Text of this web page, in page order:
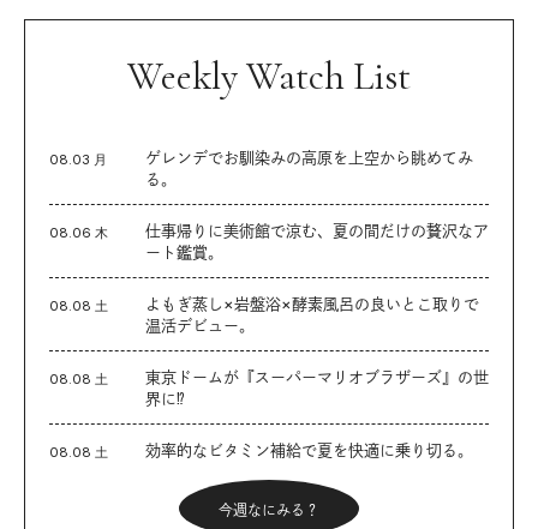
Weekly Watch List
08.03 月
ゲレンデでお馴染みの高原を上空から眺めてみ
る。
08.06 木
仕事帰りに美術館で涼む、夏の間だけの贅沢なア
ート鑑賞。
08.08 土
よもぎ蒸し×岩盤浴×酵素風呂の良いとこ取りで
温活デビュー。
08.08 土
東京ドームが『スーパーマリオブラザーズ』の世
界に⁉︎
08.08 土 効率的なビタミン補給で夏を快適に乗り切る。
今週なにみる？